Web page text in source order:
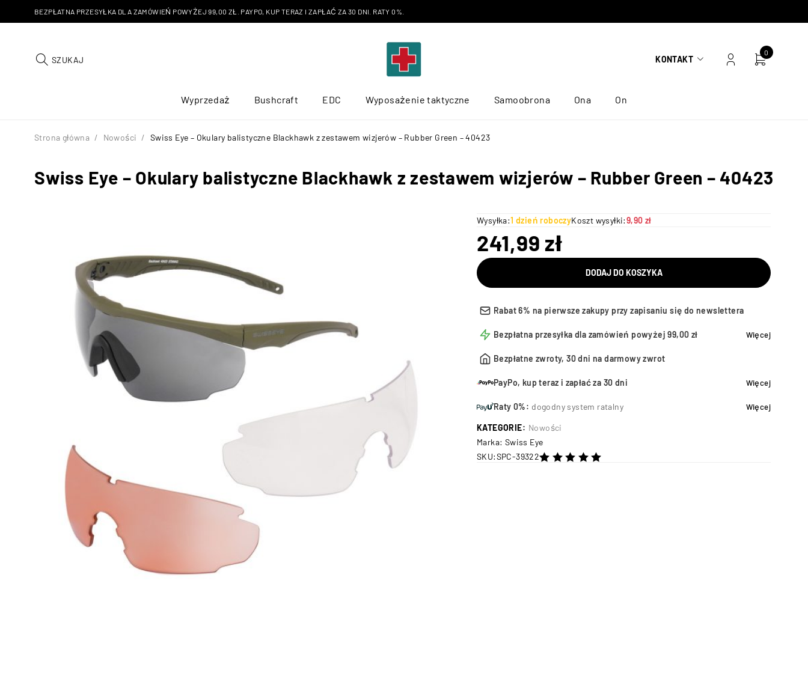
BEZPŁATNA PRZESYŁKA DLA ZAMÓWIEŃ POWYŻEJ 99,00 ZŁ. PAYPO, KUP TERAZ I ZAPŁAĆ ZA 30 DNI. RATY 0%.
SZUKAJ KONTAKT
0
Wyprzedaż Bushcraft EDC Wyposażenie taktyczne Samoobrona Ona On
Swiss Eye – Okulary balistyczne Blackhawk z zestawem wizjerów – Rubber Green – 40423
Strona główna / Nowości / Swiss Eye – Okulary balistyczne Blackhawk z zestawem wizjerów – Rubber Green – 40423
Wysyłka:1 dzień roboczyKoszt wysyłki:9,90 zł
241,99zł
DODAJ DO KOSZYKA
Rabat 6% na pierwsze zakupy przy zapisaniu się do newslettera
Bezpłatna przesyłka dla zamówień powyżej 99,00 zł Więcej
Bezpłatne zwroty, 30 dni na darmowy zwrot
PayPo, kup teraz i zapłać za 30 dni Więcej
Raty 0%: dogodny system ratalny Więcej
KATEGORIE: Nowości
Marka: Swiss Eye
SKU:SPC-39322